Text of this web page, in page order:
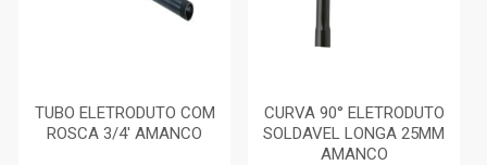
TUBO ELETRODUTO COM
ROSCA 3/4' AMANCO
CURVA 90° ELETRODUTO
SOLDAVEL LONGA 25MM
AMANCO